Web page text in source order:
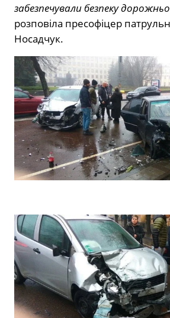
забезпечували безпеку
розповіла пресофіцер
Носадчук.